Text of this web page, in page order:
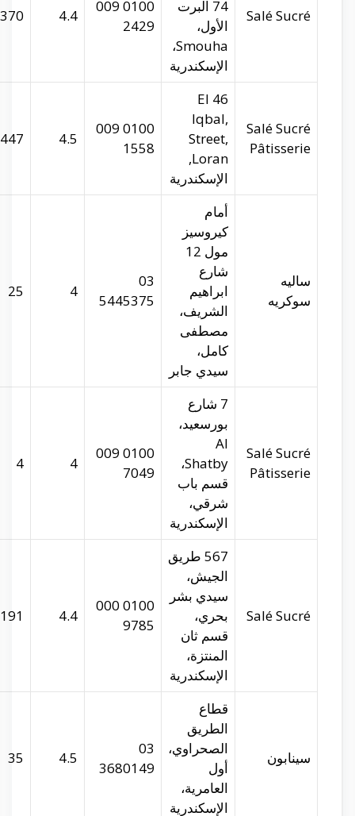
370
31.21344
29.9394
salesucre.com
447
31.25227
29.97365
salesucre.com
25
31.19953
29.9386
salesucre.com
31.2091
29.91364
salesucre.com
191
31.2687
29.98715
salesucre.com
35
31.16702
29.93317